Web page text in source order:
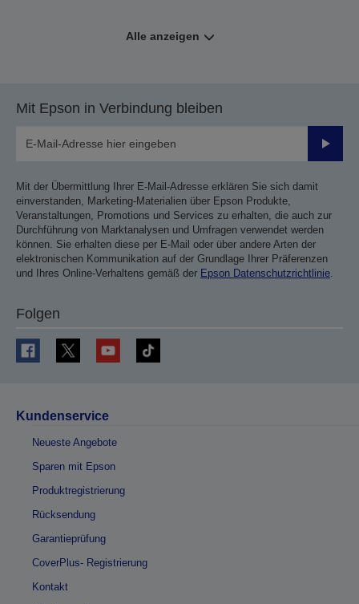
Alle anzeigen
Mit Epson in Verbindung bleiben
Mit der Übermittlung Ihrer E-Mail-Adresse erklären Sie sich damit
einverstanden, Marketing-Materialien über Epson Produkte,
Veranstaltungen, Promotions und Services zu erhalten, die auch zur
Durchführung von Marktanalysen und Umfragen verwendet werden
können. Sie erhalten diese per E-Mail oder über andere Arten der
elektronischen Kommunikation auf der Grundlage Ihrer Präferenzen
und Ihres Online-Verhaltens gemäß der Epson Datenschutzrichtlinie.
Folgen
Kundenservice
Neueste Angebote
Sparen mit Epson
Produktregistrierung
Rücksendung
Garantieprüfung
CoverPlus- Registrierung
Kontakt